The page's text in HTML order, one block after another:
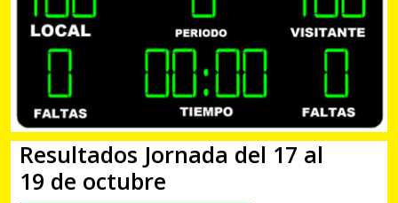
Resultados Jornada del 17 al
19 de octubre